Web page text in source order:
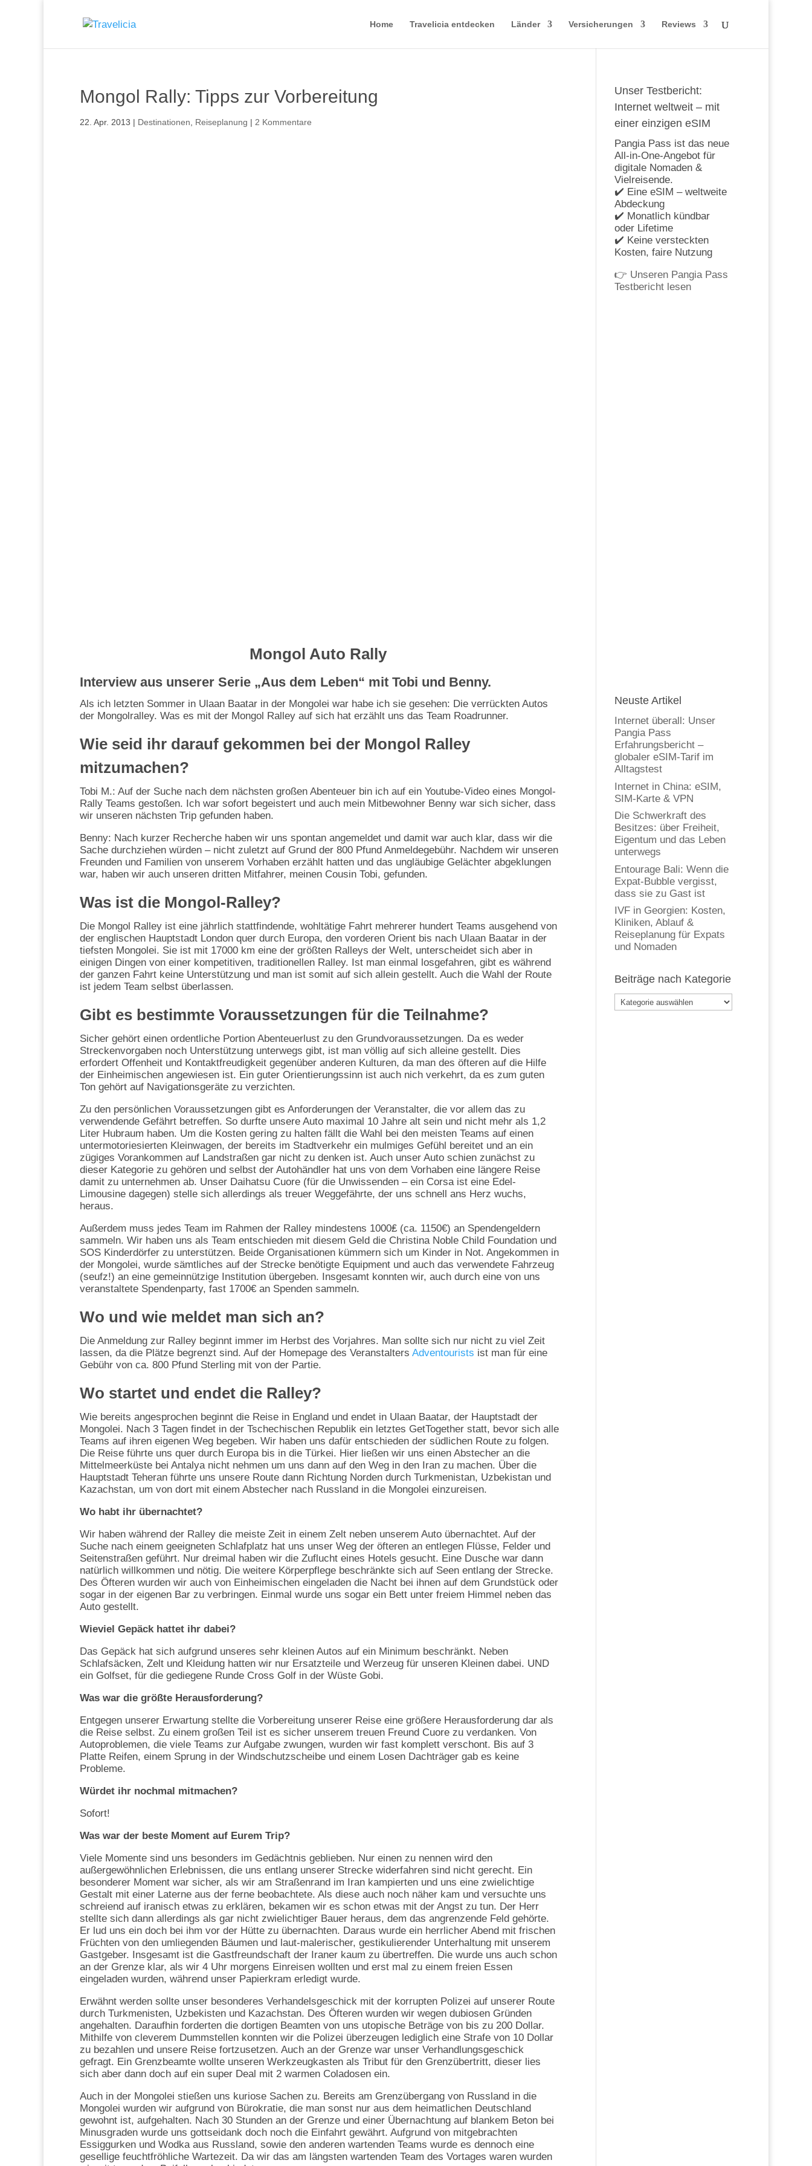
Home Travelicia entdecken Länder Versicherungen Reviews
Mongol Rally: Tipps zur Vorbereitung
22. Apr. 2013 | Destinationen Reiseplanung | 2 Kommentare
Mongol Auto Rally
Interview aus unserer Serie „Aus dem Leben“ mit Tobi und Benny.
Als ich letzten Sommer in Ulaan Baatar in der Mongolei war habe ich sie gesehen: Die verrückten Autos
der Mongolralley. Was es mit der Mongol Ralley auf sich hat erzählt uns das Team Roadrunner.
Wie seid ihr darauf gekommen bei der Mongol Ralley
mitzumachen?
Tobi M.: Auf der Suche nach dem nächsten großen Abenteuer bin ich auf ein Youtube-Video eines Mongol-
Rally Teams gestoßen. Ich war sofort begeistert und auch mein Mitbewohner Benny war sich sicher, dass
wir unseren nächsten Trip gefunden haben.
Benny: Nach kurzer Recherche haben wir uns spontan angemeldet und damit war auch klar, dass wir die
Sache durchziehen würden – nicht zuletzt auf Grund der 800 Pfund Anmeldegebühr. Nachdem wir unseren
Freunden und Familien von unserem Vorhaben erzählt hatten und das ungläubige Gelächter abgeklungen
war, haben wir auch unseren dritten Mitfahrer, meinen Cousin Tobi, gefunden.
Was ist die Mongol-Ralley?
Die Mongol Ralley ist eine jährlich stattfindende, wohltätige Fahrt mehrerer hundert Teams ausgehend von
der englischen Hauptstadt London quer durch Europa, den vorderen Orient bis nach Ulaan Baatar in der
tiefsten Mongolei. Sie ist mit 17000 km eine der größten Ralleys der Welt, unterscheidet sich aber in
einigen Dingen von einer kompetitiven, traditionellen Ralley. Ist man einmal losgefahren, gibt es während
der ganzen Fahrt keine Unterstützung und man ist somit auf sich allein gestellt. Auch die Wahl der Route
ist jedem Team selbst überlassen.
Gibt es bestimmte Voraussetzungen für die Teilnahme?
Sicher gehört einen ordentliche Portion Abenteuerlust zu den Grundvoraussetzungen. Da es weder
Streckenvorgaben noch Unterstützung unterwegs gibt, ist man völlig auf sich alleine gestellt. Dies
erfordert Offenheit und Kontaktfreudigkeit gegenüber anderen Kulturen, da man des öfteren auf die Hilfe
der Einheimischen angewiesen ist. Ein guter Orientierungssinn ist auch nich verkehrt, da es zum guten
Ton gehört auf Navigationsgeräte zu verzichten.
Zu den persönlichen Voraussetzungen gibt es Anforderungen der Veranstalter, die vor allem das zu
verwendende Gefährt betreffen. So durfte unsere Auto maximal 10 Jahre alt sein und nicht mehr als 1,2
Liter Hubraum haben. Um die Kosten gering zu halten fällt die Wahl bei den meisten Teams auf einen
untermotoriesierten Kleinwagen, der bereits im Stadtverkehr ein mulmiges Gefühl bereitet und an ein
zügiges Vorankommen auf Landstraßen gar nicht zu denken ist. Auch unser Auto schien zunächst zu
dieser Kategorie zu gehören und selbst der Autohändler hat uns von dem Vorhaben eine längere Reise
damit zu unternehmen ab. Unser Daihatsu Cuore (für die Unwissenden – ein Corsa ist eine Edel-
Limousine dagegen) stelle sich allerdings als treuer Weggefährte, der uns schnell ans Herz wuchs,
heraus.
Außerdem muss jedes Team im Rahmen der Ralley mindestens 1000₤ (ca. 1150€) an Spendengeldern
sammeln. Wir haben uns als Team entschieden mit diesem Geld die Christina Noble Child Foundation und
SOS Kinderdörfer zu unterstützen. Beide Organisationen kümmern sich um Kinder in Not. Angekommen in
der Mongolei, wurde sämtliches auf der Strecke benötigte Equipment und auch das verwendete Fahrzeug
(seufz!) an eine gemeinnützige Institution übergeben. Insgesamt konnten wir, auch durch eine von uns
veranstaltete Spendenparty, fast 1700€ an Spenden sammeln.
Wo und wie meldet man sich an?
Die Anmeldung zur Ralley beginnt immer im Herbst des Vorjahres. Man sollte sich nur nicht zu viel Zeit
lassen, da die Plätze begrenzt sind. Auf der Homepage des Veranstalters Adventourists ist man für eine
Gebühr von ca. 800 Pfund Sterling mit von der Partie.
Wo startet und endet die Ralley?
Wie bereits angesprochen beginnt die Reise in England und endet in Ulaan Baatar, der Hauptstadt der
Mongolei. Nach 3 Tagen findet in der Tschechischen Republik ein letztes GetTogether statt, bevor sich alle
Teams auf ihren eigenen Weg begeben. Wir haben uns dafür entschieden der südlichen Route zu folgen.
Die Reise führte uns quer durch Europa bis in die Türkei. Hier ließen wir uns einen Abstecher an die
Mittelmeerküste bei Antalya nicht nehmen um uns dann auf den Weg in den Iran zu machen. Über die
Hauptstadt Teheran führte uns unsere Route dann Richtung Norden durch Turkmenistan, Uzbekistan und
Kazachstan, um von dort mit einem Abstecher nach Russland in die Mongolei einzureisen.
Wo habt ihr übernachtet?
Wir haben während der Ralley die meiste Zeit in einem Zelt neben unserem Auto übernachtet. Auf der
Suche nach einem geeigneten Schlafplatz hat uns unser Weg der öfteren an entlegen Flüsse, Felder und
Seitenstraßen geführt. Nur dreimal haben wir die Zuflucht eines Hotels gesucht. Eine Dusche war dann
natürlich willkommen und nötig. Die weitere Körperpflege beschränkte sich auf Seen entlang der Strecke.
Des Öfteren wurden wir auch von Einheimischen eingeladen die Nacht bei ihnen auf dem Grundstück oder
sogar in der eigenen Bar zu verbringen. Einmal wurde uns sogar ein Bett unter freiem Himmel neben das
Auto gestellt.
Wieviel Gepäck hattet ihr dabei?
Das Gepäck hat sich aufgrund unseres sehr kleinen Autos auf ein Minimum beschränkt. Neben
Schlafsäcken, Zelt und Kleidung hatten wir nur Ersatzteile und Werzeug für unseren Kleinen dabei. UND
ein Golfset, für die gediegene Runde Cross Golf in der Wüste Gobi.
Was war die größte Herausforderung?
Entgegen unserer Erwartung stellte die Vorbereitung unserer Reise eine größere Herausforderung dar als
die Reise selbst. Zu einem großen Teil ist es sicher unserem treuen Freund Cuore zu verdanken. Von
Autoproblemen, die viele Teams zur Aufgabe zwungen, wurden wir fast komplett verschont. Bis auf 3
Platte Reifen, einem Sprung in der Windschutzscheibe und einem Losen Dachträger gab es keine
Probleme.
Würdet ihr nochmal mitmachen?
Sofort!
Was war der beste Moment auf Eurem Trip?
Viele Momente sind uns besonders im Gedächtnis geblieben. Nur einen zu nennen wird den
außergewöhnlichen Erlebnissen, die uns entlang unserer Strecke widerfahren sind nicht gerecht. Ein
besonderer Moment war sicher, als wir am Straßenrand im Iran kampierten und uns eine zwielichtige
Gestalt mit einer Laterne aus der ferne beobachtete. Als diese auch noch näher kam und versuchte uns
schreiend auf iranisch etwas zu erklären, bekamen wir es schon etwas mit der Angst zu tun. Der Herr
stellte sich dann allerdings als gar nicht zwielichtiger Bauer heraus, dem das angrenzende Feld gehörte.
Er lud uns ein doch bei ihm vor der Hütte zu übernachten. Daraus wurde ein herrlicher Abend mit frischen
Früchten von den umliegenden Bäumen und laut-malerischer, gestikulierender Unterhaltung mit unserem
Gastgeber. Insgesamt ist die Gastfreundschaft der Iraner kaum zu übertreffen. Die wurde uns auch schon
an der Grenze klar, als wir 4 Uhr morgens Einreisen wollten und erst mal zu einem freien Essen
eingeladen wurden, während unser Papierkram erledigt wurde.
Erwähnt werden sollte unser besonderes Verhandelsgeschick mit der korrupten Polizei auf unserer Route
durch Turkmenisten, Uzbekisten und Kazachstan. Des Öfteren wurden wir wegen dubiosen Gründen
angehalten. Daraufhin forderten die dortigen Beamten von uns utopische Beträge von bis zu 200 Dollar.
Mithilfe von cleverem Dummstellen konnten wir die Polizei überzeugen lediglich eine Strafe von 10 Dollar
zu bezahlen und unsere Reise fortzusetzen. Auch an der Grenze war unser Verhandlungsgeschick
gefragt. Ein Grenzbeamte wollte unseren Werkzeugkasten als Tribut für den Grenzübertritt, dieser lies
sich aber dann doch auf ein super Deal mit 2 warmen Coladosen ein.
Auch in der Mongolei stießen uns kuriose Sachen zu. Bereits am Grenzübergang von Russland in die
Mongolei wurden wir aufgrund von Bürokratie, die man sonst nur aus dem heimatlichen Deutschland
gewohnt ist, aufgehalten. Nach 30 Stunden an der Grenze und einer Übernachtung auf blankem Beton bei
Minusgraden wurde uns gottseidank doch noch die Einfahrt gewährt. Aufgrund von mitgebrachten
Essiggurken und Wodka aus Russland, sowie den anderen wartenden Teams wurde es dennoch eine
gesellige feuchtfröhliche Wartezeit. Da wir das am längsten wartenden Team des Vortages waren wurden
Unser Testbericht:
Internet weltweit – mit
einer einzigen eSIM
Pangia Pass ist das neue
All-in-One-Angebot für
digitale Nomaden &
Vielreisende.
✔️ Eine eSIM – weltweite
Abdeckung
✔️ Monatlich kündbar
oder Lifetime
✔️ Keine versteckten
Kosten, faire Nutzung
👉 Unseren Pangia Pass
Testbericht lesen
Neuste Artikel
Internet überall: Unser
Pangia Pass
Erfahrungsbericht –
globaler eSIM-Tarif im
Alltagstest
Internet in China: eSIM,
SIM-Karte & VPN
Die Schwerkraft des
Besitzes: über Freiheit,
Eigentum und das Leben
unterwegs
Entourage Bali: Wenn die
Expat-Bubble vergisst,
dass sie zu Gast ist
IVF in Georgien: Kosten,
Kliniken, Ablauf &
Reiseplanung für Expats
und Nomaden
Beiträge nach Kategorie
Beiträge
nach